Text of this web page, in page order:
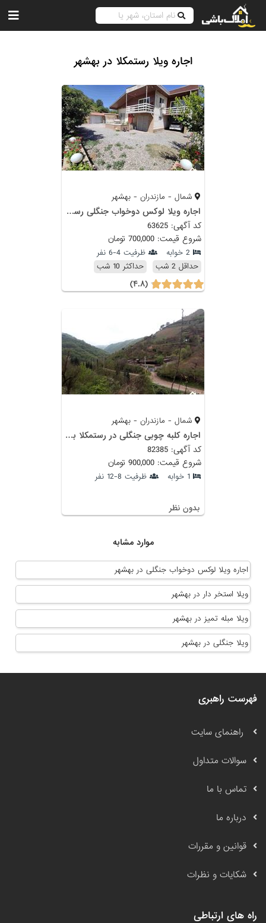
اجاره ویلا رستمکلا در بهشهر
شمال - مازندران - بهشهر
اجاره ویلا لوکس دوخواب جنگلی رستمکلا
کد آگهی: 63625
شروع قیمت: 700,000 تومان
2 خوابه
ظرفیت 4-6 نفر
حداقل 2 شب
حداکثر 10 شب
(۴.۸)
شمال - مازندران - بهشهر
اجاره کلبه چوبی جنگلی در رستمکلا بهشهر
کد آگهی: 82385
شروع قیمت: 900,000 تومان
1 خوابه ظرفیت 8-12 نفر
بدون نظر
موارد مشابه
اجاره ویلا لوکس دوخواب جنگلی در بهشهر
ویلا استخر دار در بهشهر
ویلا مبله تمیز در بهشهر
ویلا جنگلی در بهشهر
فهرست راهبری
راهنمای سایت
سوالات متداول
تماس با ما
درباره ما
قوانین و مقررات
شکایات و نظرات
راه های ارتباطی